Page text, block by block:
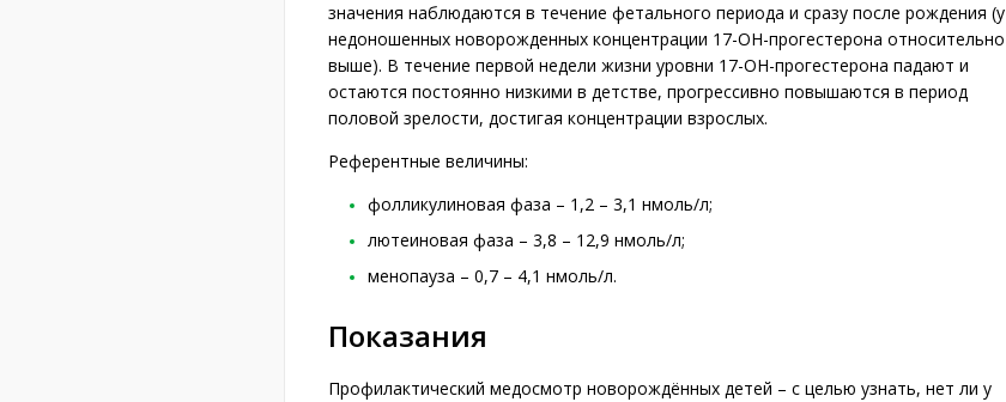
значения наблюдаются в течение фетального периода и сразу после рождения (у
недоношенных новорожденных концентрации 17-ОН-прогестерона относительно
выше). В течение первой недели жизни уровни 17-ОН-прогестерона падают и
остаются постоянно низкими в детстве, прогрессивно повышаются в период
половой зрелости, достигая концентрации взрослых.
Референтные величины:
фолликулиновая фаза – 1,2 – 3,1 нмоль/л;
лютеиновая фаза – 3,8 – 12,9 нмоль/л;
менопауза – 0,7 – 4,1 нмоль/л.
Показания
Профилактический медосмотр новорождённых детей – с целью узнать, нет ли у